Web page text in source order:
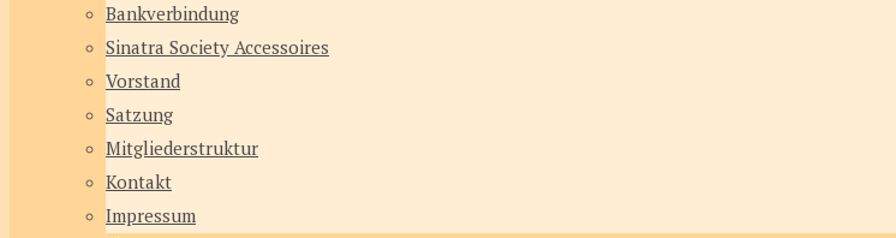
Bankverbindung
Sinatra Society Accessoires
Vorstand
Satzung
Mitgliederstruktur
Kontakt
Impressum